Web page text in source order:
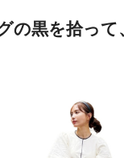
の黒を拾って